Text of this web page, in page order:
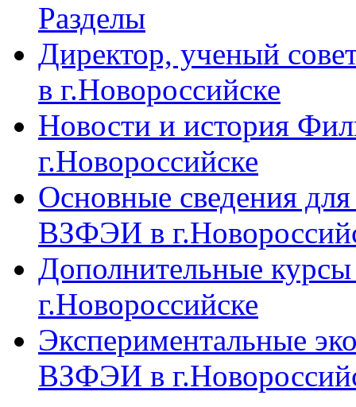
Разделы
Директор, ученый
в г.Новороссийске
Новости и история
г.Новороссийске
Основные сведения
ВЗФЭИ в
Дополнительные
г.Новороссийске
Экспериментальные
ВЗФЭИ в